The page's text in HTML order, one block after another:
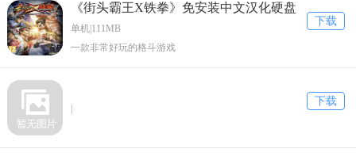
下载
《街头霸王X铁拳》免安装中文汉化硬盘
版下载
单机|111MB
一款非常好玩的格斗游戏
下载